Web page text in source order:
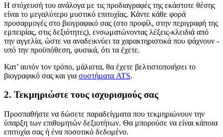
Η στόχευσή του ανάλογα με τις προδιαγραφές της εκάστοτε θέσης
είναι το μεγαλύτερο μυστικό επιτυχίας. Κάντε κάθε φορά
προσαρμογές στο βιογραφικό σας (στο προφίλ, στην περιγραφή της
εμπειρίας, στις δεξιότητες), ενσωματώνοντας λέξεις-κλειδιά από
την αγγελία, ώστε να αναδεικνύει τα χαρακτηριστικά που ψάχνουν -
υπό την προϋπόθεση, φυσικά, ότι τα έχετε.
Κατ’ αυτόν τον τρόπο, μάλιστα, θα έχετε βελτιστοποιήσει το
βιογραφικό σας και για συστήματα ATS.
2. Τεκμηριώστε τους ισχυρισμούς σας
Προσπαθήστε να δώσετε παραδείγματα που τεκμηριώνουν την
ύπαρξη των επιθυμητών δεξιοτήτων. Θα μπορούσε να είναι κάποια
επιτυχία σας ή ένα ποσοτικό δεδομένο.